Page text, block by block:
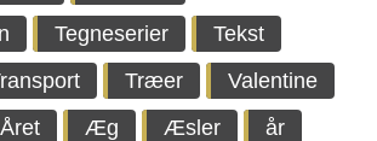
Tegneserier
Tekst
Træer
Valentine
Året Æg Æsler år